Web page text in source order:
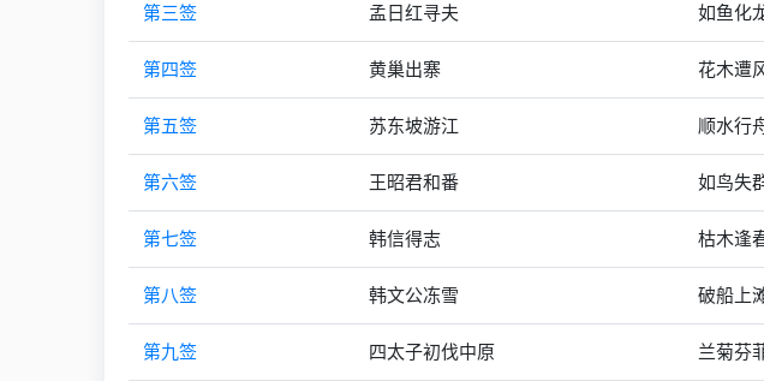
第三签 孟日红寻夫 如鱼化
第四签 黄巢出寨 花木遭
第五签 苏东坡游江 顺水行
第六签 王昭君和番 如鸟失
第七签 韩信得志 枯木逢
第八签 韩文公冻雪 破船上
第九签 四太子初伐中原 兰菊芬